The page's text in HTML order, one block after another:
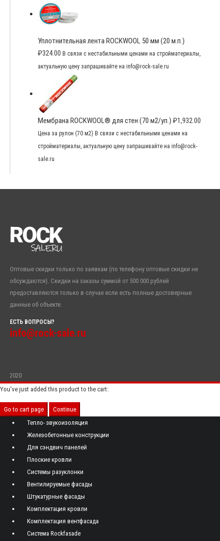
Уплотнительная лента ROCKWOOL 50 мм (20 м.п.)
₽324.00 В связи с нестабильными ценами на стройматериалы,
актуальную цену запрашивайте на info@rock-sale.ru
Мембрана ROCKWOOL® для стен (70 м2/уп.) ₽1,932.00
Цена за рулон (70 м2) В связи с нестабильными ценами на
стройматериалы, актуальную цену запрашивайте на info@rock-
sale.ru
Оптовые скидки только по заявкам (по телефону оптовые скидки не
обсуждаются). Скидки на заказы суммой от 500 000 рублей
предоставляются только в случае если есть полные достоверные
данные об объекте.
ЕСТЬ ВОПРОСЫ?
info@rock-sale.ru
2020
You've just added this product to the cart:
Go to cart page
Continue
Тепло- звукоизоляция
Железобетонные конструкции
Для сэндвич панелей
Плоские кровли
Системы разуклонки
Вентилируемые фасады
Штукатурные фасады
Комплектация кровли
Комплектация вентфасада
Система Rockfasade